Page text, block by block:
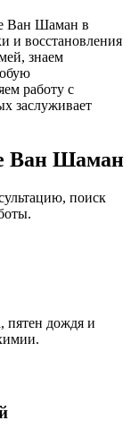
Ван Шаман в
и восстановления
знаем
работу с
заслуживает
Ван Шаман
поиск
пятен дождя и